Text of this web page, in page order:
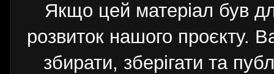
Якщо цей матеріал був
розвиток нашого проєкту.
збирати, зберігати та